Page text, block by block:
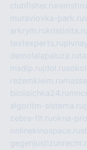
clubfisher.ru
muraviovka-park.ru
arkrym.rukristinita.ru
textexperts.ru
demolalapaluza.ru
msdip.ru jdol.ru
rezemkleim.ru
biolisichka24.ru
algoritm-sistema.ru
zebra-tlt.ruokna-
onlinekinospace.ru